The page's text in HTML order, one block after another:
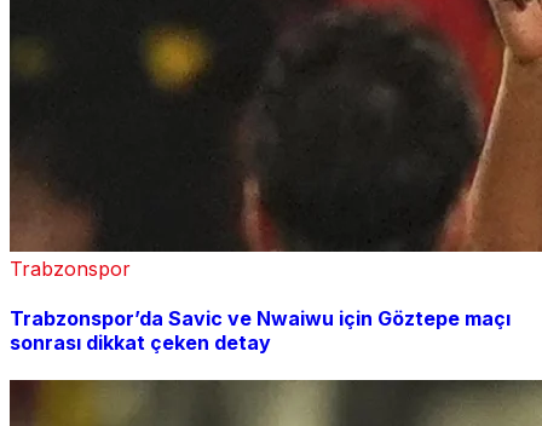
Trabzonspor
Trabzonspor’da Savic ve Nwaiwu için Göztepe maçı
sonrası dikkat çeken detay